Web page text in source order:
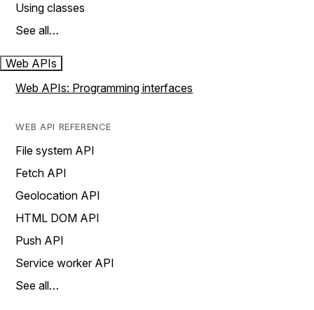
Using classes
See all…
Web APIs
Web APIs: Programming interfaces
WEB API REFERENCE
File system API
Fetch API
Geolocation API
HTML DOM API
Push API
Service worker API
See all…